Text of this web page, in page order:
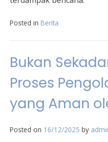
Posted in Berita
Bukan
Proses
yang Aman
Posted on 16/12/2025 by